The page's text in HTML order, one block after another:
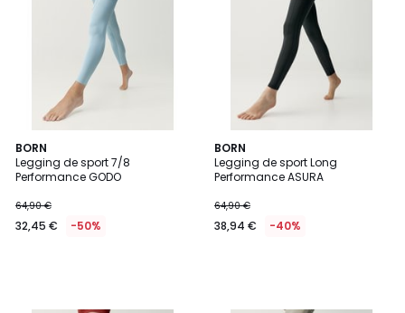
BORN
Legging de sport 7/8
Performance GODO
64,90 €
32,45 € -50%
BORN
Legging de sport Long
Performance ASURA
64,90 €
38,94 € -40%